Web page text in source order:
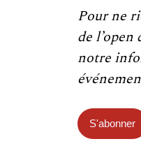
Pour ne
de
notre
S'abonner